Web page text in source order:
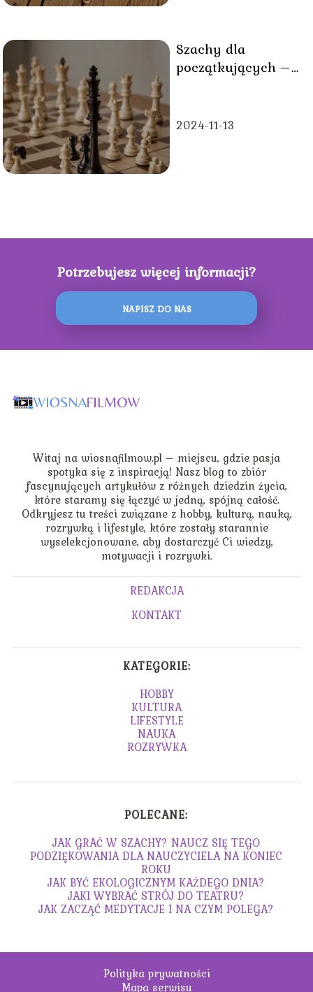
Szachy dla
początkujących –
2024-11-13
Potrzebujesz więcej informacji?
NAPISZ DO NAS
Witaj na wiosnafilmow.pl – miejscu, gdzie pasja
spotyka się z inspiracją! Nasz blog to zbiór
fascynujących artykułów z różnych dziedzin życia,
które staramy się łączyć w jedną, spójną całość.
Odkryjesz tu treści związane z hobby, kulturą, nauką,
rozrywką i lifestyle, które zostały starannie
wyselekcjonowane, aby dostarczyć Ci wiedzy,
motywacji i rozrywki.
REDAKCJA
KONTAKT
KATEGORIE:
HOBBY
KULTURA
LIFESTYLE
NAUKA
ROZRYWKA
POLECANE:
JAK GRAĆ W SZACHY? NAUCZ SIĘ TEGO
PODZIĘKOWANIA DLA NAUCZYCIELA NA KONIEC
ROKU
JAK BYĆ EKOLOGICZNYM KAŻDEGO DNIA?
JAKI WYBRAĆ STRÓJ DO TEATRU?
JAK ZACZĄĆ MEDYTACJE I NA CZYM POLEGA?
Polityka prywatności
Mapa serwisu